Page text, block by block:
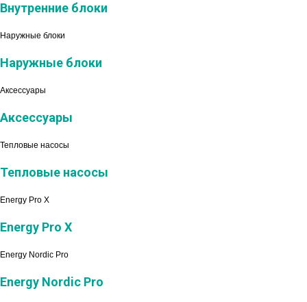
Внутренние блоки
Наружные блоки
Наружные блоки
Аксессуары
Аксессуары
Тепловые насосы
Тепловые насосы
Energy Pro X
Energy Pro X
Energy Nordic Pro
Energy Nordic Pro